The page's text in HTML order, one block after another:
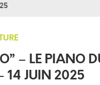
– LE PIANO
14 JUIN 2025